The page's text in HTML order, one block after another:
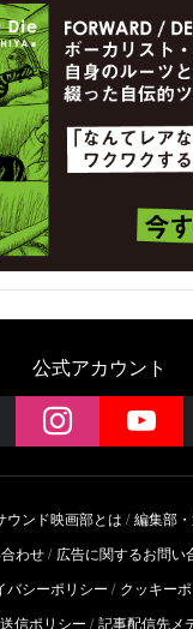
公式アカウント
instagram
ウンド映画部とは
編集部
わせ
広告に関するお問い
バシーポリシー
クッキー
信ポリシー
記事配信先メ